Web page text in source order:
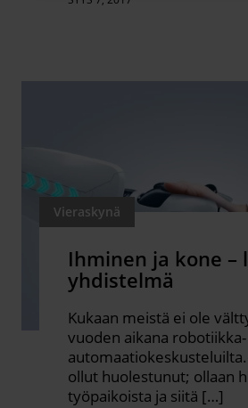
Vieraskynä
Ihminen ja kone –
yhdistelmä
Kukaan meistä ei ole
vuoden aikana
ollut huolestunut; ollaan
työpaikoista ja siitä […]